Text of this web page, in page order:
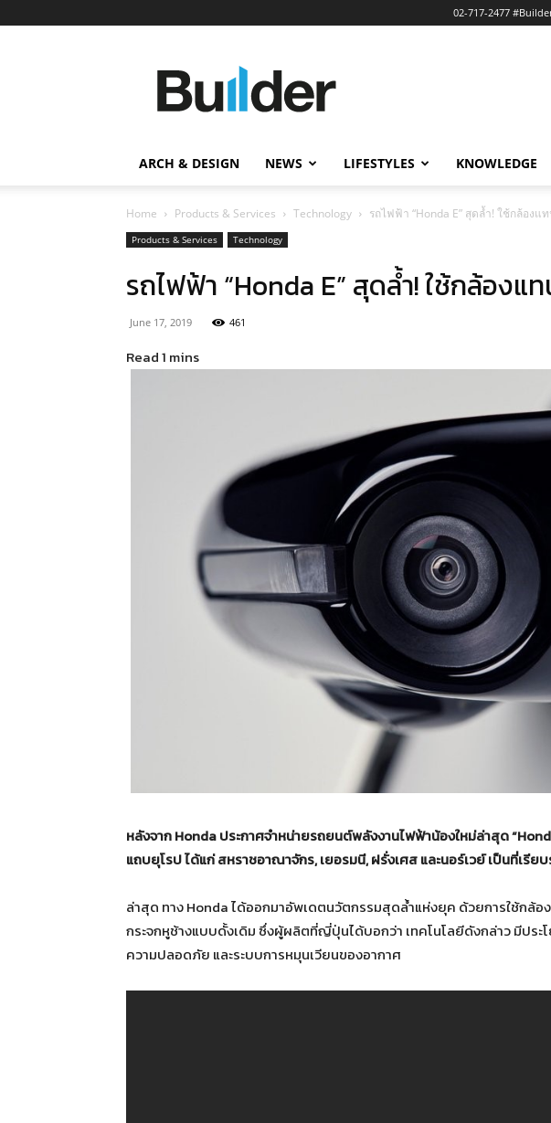
02-717-2477
ข่าว
ก่อสร้าง
ARCH & DESIGN NEWS LIFESTYLES KNOWLEDGE
Home Products & Services Technology รถไฟฟ้า “Honda E” สุดล้ำ! ใช้กล้องแ
Products & Services Technology
รถไฟฟ้า “Honda E” สุดล้ำ! ใช้กล้องแ
June 17, 2019 461
หลังจากHondaประกาศจำหน่ายรถยนต์พลังงานไฟฟ้าน้องใหม่ล่าสุด “
แถบยุโรป ได้แก่ สหราชอาณาจักร,เยอรมนี,ฝรั่งเศส และนอร์เวย์ เป็นที่เรีย
ล่าสุด ทาง Honda ได้ออกมาอัพเดตนวัตกรรมสุดล้ำแห่งยุค ด้วยการใช้กล้อ
กระจกหูช้างแบบดั้งเดิม ซึ่งผู้ผลิตที่ญี่ปุ่นได้บอกว่า เทคโนโลยีดังกล่าว มีประ
ความปลอดภัย และระบบการหมุนเวียนของอากาศ